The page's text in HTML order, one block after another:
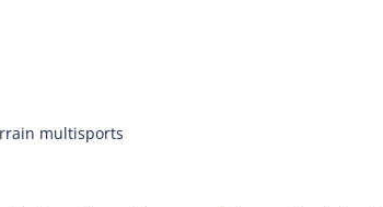
multisports